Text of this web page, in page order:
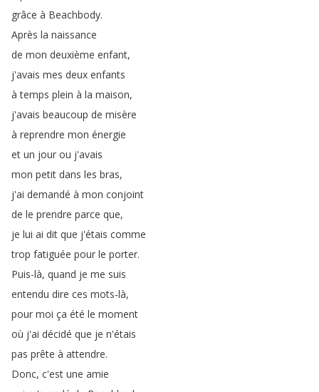
grâce à Beachbody.
Après la naissance
de mon deuxième enfant,
j'avais mes deux enfants
à temps plein à la maison,
j'avais beaucoup de misère
à reprendre mon énergie
et un jour ou j'avais
mon petit dans les bras,
j'ai demandé à mon conjoint
de le prendre parce que,
je lui ai dit que j'étais comme
trop fatiguée pour le porter.
Puis-là, quand je me suis
entendu dire ces mots-là,
pour moi ça été le moment
où j'ai décidé que je n'étais
pas prête à attendre.
Donc, c'est une amie